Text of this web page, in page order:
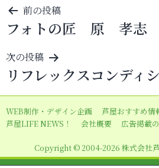
投
稿
ナ
ビ
ゲ
ー
シ
ン
前の投稿
フォトの匠 原 孝志
次の投稿
リフレックスコンディ
WEB制作・デザイン企画 芦屋おすすめ情
芦屋LIFE NEWS！
会社概要 広告掲載
Copyright © 2004-2026 株式会社